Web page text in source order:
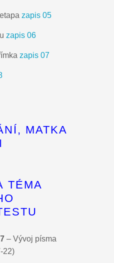
zapis 05
zapis 06
zapis 07
MATKA
TÉMA
– Vývoj písma
22)